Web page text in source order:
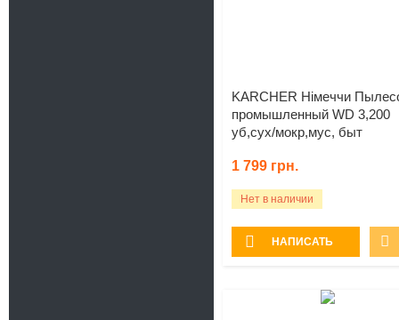
KARCHER Нiмеччи
промышленный WD 3,200
уб,сух/мокр,мус, быт
1 799 грн.
Нет в наличии
НАПИСАТЬ